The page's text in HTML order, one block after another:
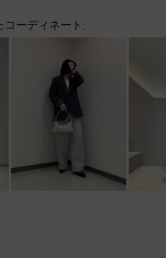
コーディネート: